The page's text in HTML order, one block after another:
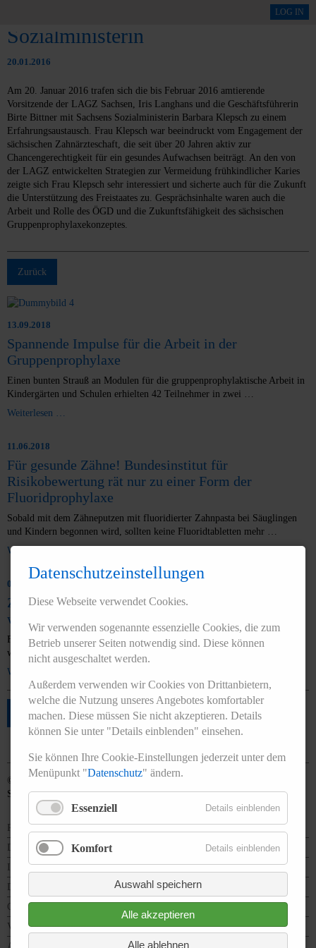
LOG IN
Sozialministerin
20.01.2016
Am 20. Januar 2016 trafen sich die bis Februar 2016 amtierende
Vorsitzende der LAGZ Sachsen, Iris Langhans und die Geschäftsführerin
Birte Bittner mit Sachsens Sozialministerin Barbara Klepsch zu einem
Erfahrungsaustausch. Frau Klepsch war beeindruckt vom Engagement der
sächsischen Zahnärzteschaft, die seit über 20 Jahren aktiv zur
Chancengerechtigkeit für ein gesundes Aufwachsen beiträgt. An den von
der LAGZ entwickelten Strategien zur Vermeidung frühkindlicher Karies
zeigte sich Frau Klepsch sehr interessiert und sicherte auch für die Zukunft
die Unterstützung des Freistaates zu. Gesprächsinhalte waren auch die
Arbeit und Rolle des ÖGD und die Zukunftsfähigkeit des sächsischen
Gruppenprophylaxekonzeptes.
Zurück
13.09.2018
Spannende Impulse für die Arbeit in der
Gruppenprophylaxe
Einen bunten Strauß an Modulen für die gruppenprophylaktische Arbeit in
Kindergärten und Schulen erhielten 42 Teilnehmer in zwei …
Weiterlesen …
11.06.2018
Für gesunde Zähne! Bundesinstitut für
Risikobewertung rät nur zu einer Form der
Fluoridprophylaxe
Sobald mit dem Zähneputzen mit fluoridierter Zahnpasta bei Säuglingen
und Kindern begonnen wird, sollten keine Fluoridtabletten mehr …
Weiterlesen …
07.02.2018
Zahnpflegeprodukte mit Fluoriden sind sicher und
wirksam gegen Karies
Fluoride sind weltweit sehr gründlich untersucht. In zahlreichen Studien
wurde die kariesprophylaktische Wirksamkeit von Zahnpasten mit …
Weiterlesen …
5 6 7 8 9 10
© 2026 Landesarbeitsgemeinschaft für Jugendzahnpflege des Freistaates
Sachsen e.V.
Presse
Downloads
Impressum
Cookieeinstellungen
Vorstand und Mitarbeiter
Datenschutzeinstellungen
Diese Webseite verwendet Cookies.
Wir verwenden sogenannte essenzielle Cookies, die zum
Betrieb unserer Seiten notwendig sind. Diese können
nicht ausgeschaltet werden.
Außerdem verwenden wir Cookies von Drittanbietern,
welche die Nutzung unseres Angebotes komfortabler
machen. Diese müssen Sie nicht akzeptieren. Details
können Sie unter "Details einblenden" einsehen.
Sie können Ihre Cookie-Einstellungen jederzeit unter dem
Menüpunkt "Datenschutz" ändern.
Essenziell Details einblenden
Komfort Details einblenden
Auswahl speichern
Alle akzeptieren
Alle ablehnen